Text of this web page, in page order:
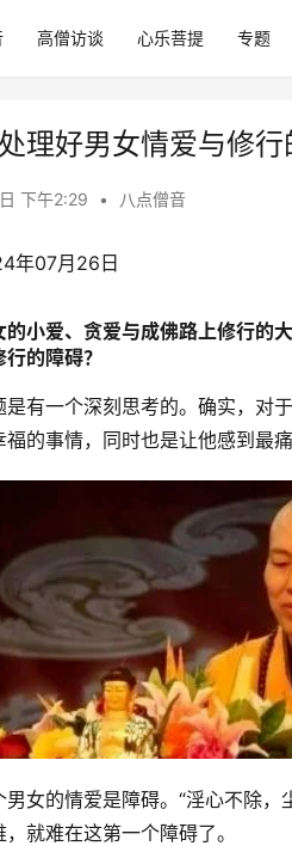
高僧访谈 心乐菩提 专题
理好男女情爱与修行
下午2:29 • 八点僧音
年07月26日
小爱、贪爱与成佛路上修行的
的障碍？
是有一个深刻思考的。确实，对
的事情，同时也是让他感到最痛
女的情爱是障碍。“淫心不除
就难在这第一个障碍了。